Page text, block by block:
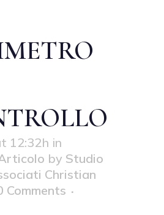
12:32h in
by Studio
Christian
Comments